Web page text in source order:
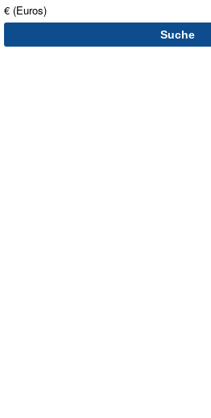
€ (Euros)
Suche